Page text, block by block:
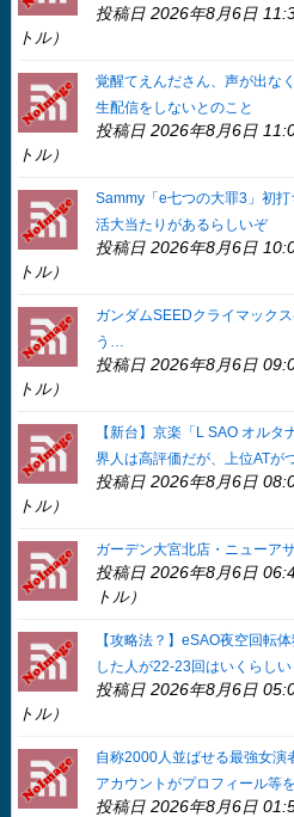
投稿日 2026年8月6日
トル）
覚醒てえんださん、声が出な
生配信をしないとのこと
投稿日 2026年8月6日
トル）
Sammy「e七つの大罪3」初
活大当たりがあるらしいぞ
投稿日 2026年8月6日
トル）
ガンダムSEEDクライマック
う…
投稿日 2026年8月6日
トル）
【新台】京楽「L SAO オル
界人は高評価だが、上位ATが
投稿日 2026年8月6日
トル）
ガーデン大宮北店・ニューア
投稿日 2026年8月6日
トル）
【攻略法？】eSAO夜空回転
した人が22-23回はいくらしい
投稿日 2026年8月6日
トル）
自称2000人並ばせる最強女演
アカウントがプロフィール等
投稿日 2026年8月6日